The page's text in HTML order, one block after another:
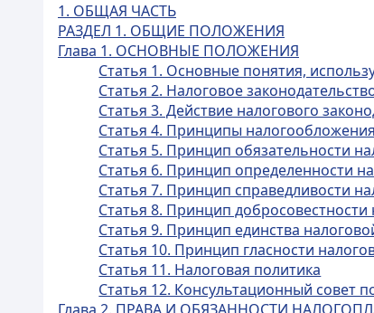
1. ОБЩАЯ ЧАСТЬ
РАЗДЕЛ 1. ОБЩИЕ ПОЛОЖЕНИЯ
Глава 1. ОСНОВНЫЕ ПОЛОЖЕНИЯ
Статья 1. Основные понятия,
Статья 2. Налоговое
Статья 3. Действие налогового
Статья 4. Принципы налогообложения
Статья 5. Принцип обязательности
Статья 6. Принцип определенности
Статья 7. Принцип справедливости
Статья 8. Принцип
Статья 9. Принцип единства
Статья 10. Принцип гласности
Статья 11. Налоговая политика
Статья 12. Консультационный совет